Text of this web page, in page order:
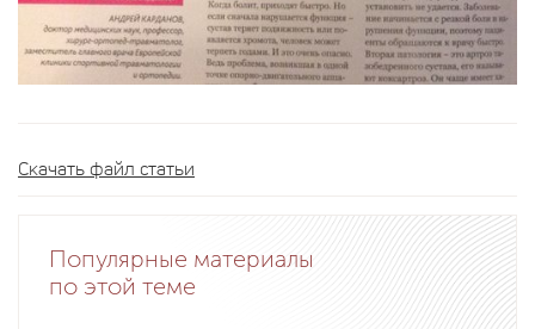
Скачать файл статьи
Популярные материалы
по этой теме